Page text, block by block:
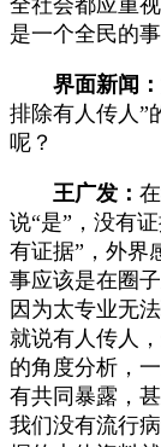
是一个全民的
界面新闻：
排除有人传人”
呢？
王广发：
说“是”，没有
有证据”，外界
事应该是在圈
因为太专业无
就说有人传人
的角度分析，
有共同暴露，
我们没有流行